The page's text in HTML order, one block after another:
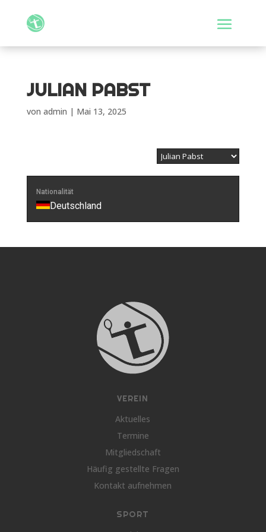
JULIAN PABST
von admin | Mai 13, 2025
Nationalität
Deutschland
VEREIN
Aktuelles
Termine
Mitgliedschaft
Häufig gestellte Fragen
Kontakt aufnehmen
SPORT